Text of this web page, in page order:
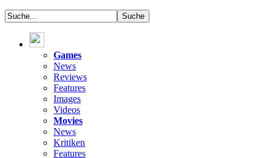
Games
News
Reviews
Features
Images
Videos
Movies
News
Kritiken
Features